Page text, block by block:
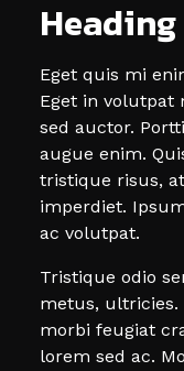
Heading
Eget quis mi
Eget in volutpat
sed auctor.
augue enim.
tristique risus,
imperdiet.
ac volutpat.
Tristique odio
metus,
morbi feugiat
lorem sed ac.